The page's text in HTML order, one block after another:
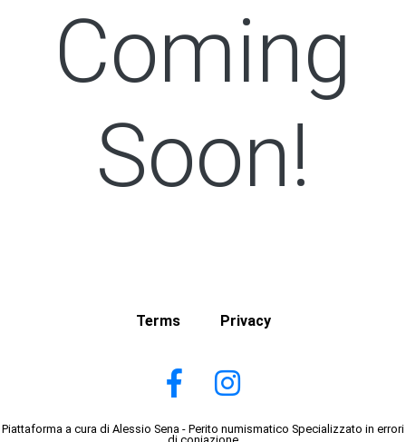
Coming
Soon!
Terms Privacy
Piattaforma a cura di Alessio Sena - Perito numismatico Specializzato in errori